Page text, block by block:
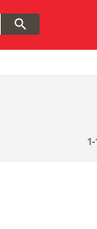
search